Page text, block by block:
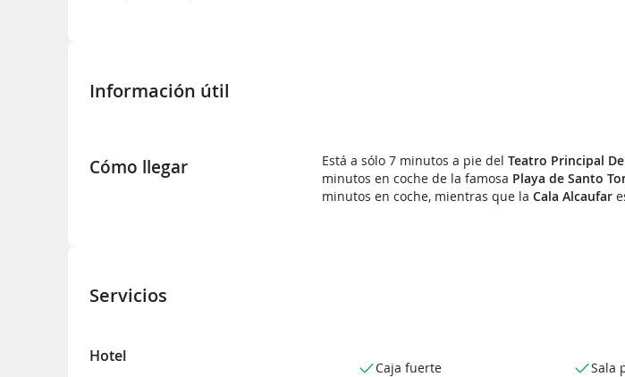
Información útil
Cómo llegar Está a sólo 7 minutos a pie del Teatro Principal
minutos en coche de la famosa Playa de Santo
minutos en coche, mientras que la Cala Alcaufar
Servicios
Hotel
Caja fuerte
Sala